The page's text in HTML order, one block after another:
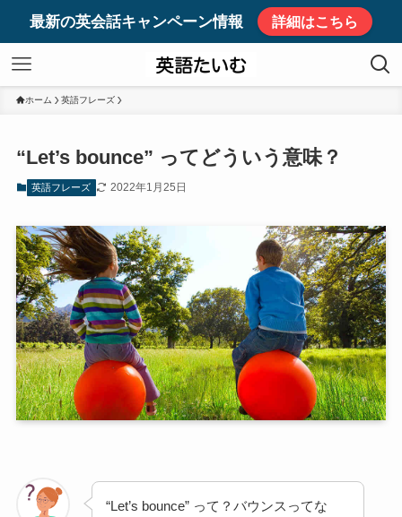
最新の英会話キャンペーン情報 詳細はこちら
ホーム 英語フレーズ
“Let’s bounce” ってどういう意味？
英語フレーズ 2022年1月25日
“Let’s bounce” って？バウンスってな